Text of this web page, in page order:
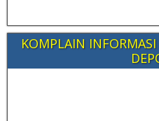
KOMPLAIN